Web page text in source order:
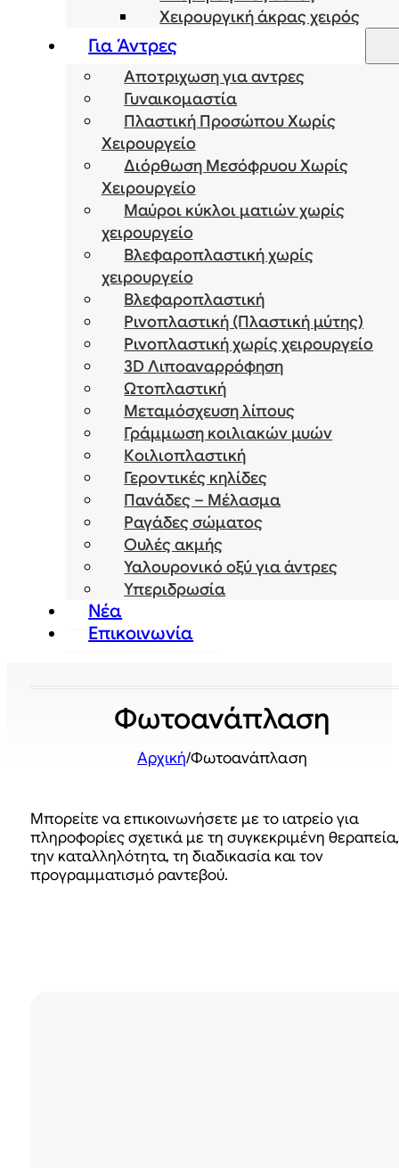
Χειρουργική άκρας χειρός
Για Άντρες
Αποτριχωση για αντρες
Γυναικομαστία
Πλαστική Προσώπου Χωρίς
Χειρουργείο
Διόρθωση Μεσόφρυου Χωρίς
Χειρουργείο
Μαύροι κύκλοι ματιών χωρίς
χειρουργείο
Βλεφαροπλαστική χωρίς
χειρουργείο
Βλεφαροπλαστική
Ρινοπλαστική (Πλαστική μύτης)
Ρινοπλαστική χωρίς χειρουργείο
3D Λιποαναρρόφηση
Ωτοπλαστική
Μεταμόσχευση λίπους
Γράμμωση κοιλιακών μυών
Κοιλιοπλαστική
Γεροντικές κηλίδες
Πανάδες – Μέλασμα
Ραγάδες σώματος
Ουλές ακμής
Υαλουρονικό οξύ για άντρες
Υπεριδρωσία
Νέα
Επικοινωνία
Φωτοανάπλαση
Αρχική/Φωτοανάπλαση
Μπορείτε να επικοινωνήσετε με το ιατρείο για
πληροφορίες σχετικά με τη συγκεκριμένη θεραπεία,
την καταλληλότητα, τη διαδικασία και τον
προγραμματισμό ραντεβού.